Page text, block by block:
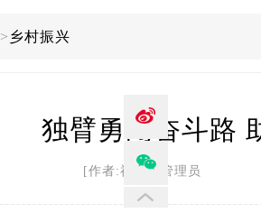
> 乡村振兴
独臂勇闯奋斗路
[作者:禄劝县管理员 发